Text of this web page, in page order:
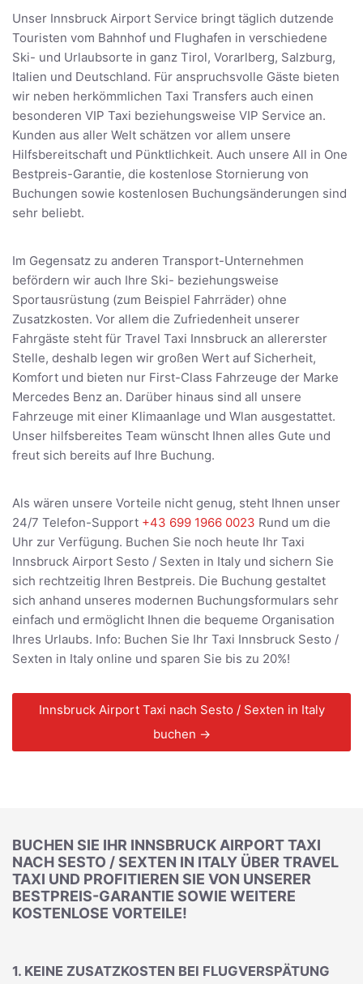
Unser Innsbruck Airport Service bringt täglich dutzende
Touristen vom Bahnhof und Flughafen in verschiedene
Ski- und Urlaubsorte in ganz Tirol, Vorarlberg, Salzburg,
Italien und Deutschland. Für anspruchsvolle Gäste bieten
wir neben herkömmlichen Taxi Transfers auch einen
besonderen VIP Taxi beziehungsweise VIP Service an.
Kunden aus aller Welt schätzen vor allem unsere
Hilfsbereitschaft und Pünktlichkeit. Auch unsere All in One
Bestpreis-Garantie, die kostenlose Stornierung von
Buchungen sowie kostenlosen Buchungsänderungen sind
sehr beliebt.
Im Gegensatz zu anderen Transport-Unternehmen
befördern wir auch Ihre Ski- beziehungsweise
Sportausrüstung (zum Beispiel Fahrräder) ohne
Zusatzkosten. Vor allem die Zufriedenheit unserer
Fahrgäste steht für Travel Taxi Innsbruck an allererster
Stelle, deshalb legen wir großen Wert auf Sicherheit,
Komfort und bieten nur First-Class Fahrzeuge der Marke
Mercedes Benz an. Darüber hinaus sind all unsere
Fahrzeuge mit einer Klimaanlage und Wlan ausgestattet.
Unser hilfsbereites Team wünscht Ihnen alles Gute und
freut sich bereits auf Ihre Buchung.
Als wären unsere Vorteile nicht genug, steht Ihnen unser
24/7 Telefon-Support +43 699 1966 0023 Rund um die
Uhr zur Verfügung. Buchen Sie noch heute Ihr Taxi
Innsbruck Airport Sesto / Sexten in Italy und sichern Sie
sich rechtzeitig Ihren Bestpreis. Die Buchung gestaltet
sich anhand unseres modernen Buchungsformulars sehr
einfach und ermöglicht Ihnen die bequeme Organisation
Ihres Urlaubs. Info: Buchen Sie Ihr Taxi Innsbruck Sesto /
Sexten in Italy online und sparen Sie bis zu 20%!
Innsbruck Airport Taxi nach Sesto / Sexten in Italy
buchen →
BUCHEN SIE IHR INNSBRUCK AIRPORT TAXI
NACH SESTO / SEXTEN IN ITALY ÜBER TRAVEL
TAXI UND PROFITIEREN SIE VON UNSERER
BESTPREIS-GARANTIE SOWIE WEITERE
KOSTENLOSE VORTEILE!
1. KEINE ZUSATZKOSTEN BEI FLUGVERSPÄTUNG